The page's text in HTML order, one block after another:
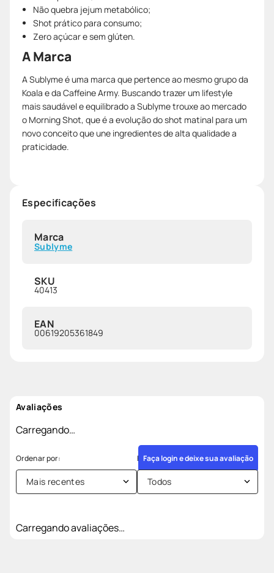
Não quebra jejum metabólico;
Shot prático para consumo;
Zero açúcar e sem glúten.
A Marca
A Sublyme é uma marca que pertence ao mesmo grupo da
Koala e da Caffeine Army. Buscando trazer um lifestyle
mais saudável e equilibrado a Sublyme trouxe ao mercado
o Morning Shot, que é a evolução do shot matinal para um
novo conceito que une ingredientes de alta qualidade a
praticidade.
Especificações
Marca
Sublyme
SKU
40413
EAN
00619205361849
Avaliações
Carregando…
Faça login e deixe sua avaliação
Mais recentes Todos
Carregando avaliações…